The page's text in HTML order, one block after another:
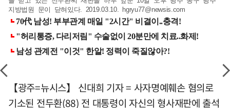
지방법원 문이 닫혀있다. 2019.03.10. hgryu77@newsis.com
【광주=뉴시스】 신대희 기자 = 사자명예훼손 혐의로
기소된 전두환(88) 전 대통령이 자신의 형사재판에 출석